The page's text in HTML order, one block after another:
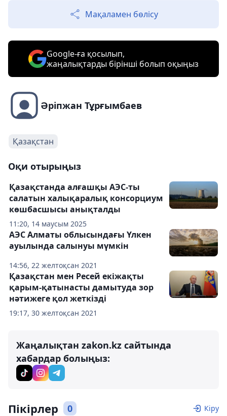
Мақаламен бөлісу
Google-ға қосылып,
жаңалықтарды бірінші болып оқыңыз
Әріпжан Тұрғымбаев
Қазақстан
Оқи отырыңыз
11:20, 14 маусым 2025
Қазақстанда алғашқы АЭС-ты
салатын халықаралық консорциум
көшбасшысы анықталды
14:56, 22 желтоқсан 2021
АЭС Алматы облысындағы Үлкен
ауылында салынуы мүмкін
19:17, 30 желтоқсан 2021
Қазақстан мен Ресей екіжақты
қарым-қатынасты дамытуда зор
нәтижеге қол жеткізді
Жаңалықтан zakon.kz сайтында
хабардар болыңыз:
Пікірлер 0 Кіру